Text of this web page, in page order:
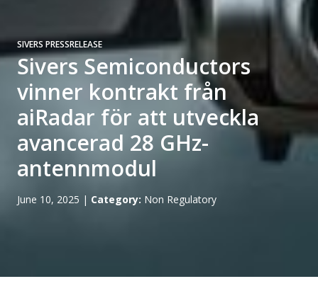
SIVERS PRESSRELEASE
Sivers Semiconductors
vinner kontrakt från
aiRadar för att utveckla
avancerad 28 GHz-
antennmodul
June 10, 2025 | Category: Non Regulatory